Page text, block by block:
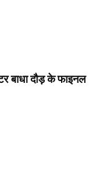
बाधा दौड़ के फाइनल